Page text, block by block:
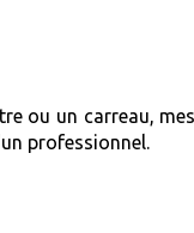
ou un carreau,
professionnel.